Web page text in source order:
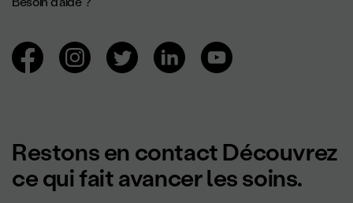
Navigation des réseaux sociaux.
Restons en contact Découvrez
ce qui fait avancer les soins.